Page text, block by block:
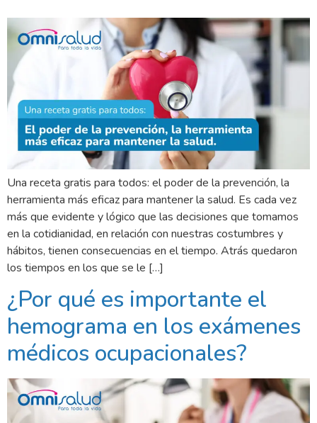
Una receta gratis para todos: el poder de la prevención, la
herramienta más eficaz para mantener la salud. Es cada vez
más que evidente y lógico que las decisiones que tomamos
en la cotidianidad, en relación con nuestras costumbres y
hábitos, tienen consecuencias en el tiempo. Atrás quedaron
los tiempos en los que se le […]
¿Por qué es importante el
hemograma en los exámenes
médicos ocupacionales?